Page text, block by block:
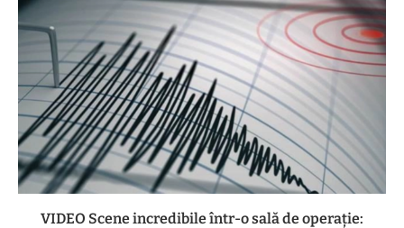
VIDEO Scene incredibile într-o sală de operație: